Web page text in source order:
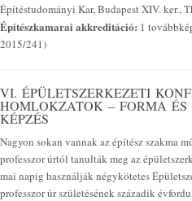
Építéstudományi Kar, Budapest XIV. ker.,
Építészkamarai akkreditáció: 1
2015/241)
VI. ÉPÜLETSZERKEZETI
HOMLOKZATOK – FORMA
KÉPZÉS
Nagyon sokan vannak az építész szakma
professzor úrtól tanulták meg az
mai napig használják négykötetes
professzor úr születésének századik